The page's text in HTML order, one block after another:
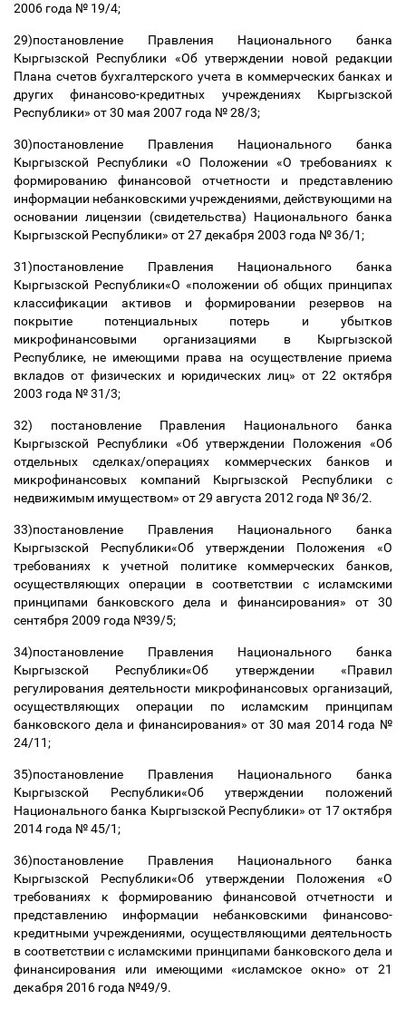
2006 года № 19/4;
29)постановление Правления Национального банка
Кыргызской Республики «Об утверждении новой редакции
Плана счетов бухгалтерского учета в коммерческих банках и
других финансово-кредитных учреждениях Кыргызской
Республики» от 30 мая 2007 года № 28/3;
30)постановление Правления Национального банка
Кыргызской Республики «О Положении «О требованиях к
формированию финансовой отчетности и представлению
информации небанковскими учреждениями, действующими на
основании лицензии (свидетельства) Национального банка
Кыргызской Республики» от 27 декабря 2003 года № 36/1;
31)постановление Правления Национального банка
Кыргызской Республики«О «положении об общих принципах
классификации активов и формировании резервов на
покрытие потенциальных потерь и убытков
микрофинансовыми организациями в Кыргызской
Республике, не имеющими права на осуществление приема
вкладов от физических и юридических лиц» от 22 октября
2003 года № 31/3;
32) постановление Правления Национального банка
Кыргызской Республики «Об утверждении Положения «Об
отдельных сделках/операциях коммерческих банков и
микрофинансовых компаний Кыргызской Республики с
недвижимым имуществом» от 29 августа 2012 года № 36/2.
33)постановление Правления Национального банка
Кыргызской Республики«Об утверждении Положения «О
требованиях к учетной политике коммерческих банков,
осуществляющих операции в соответствии с исламскими
принципами банковского дела и финансирования» от 30
сентября 2009 года №39/5;
34)постановление Правления Национального банка
Кыргызской Республики«Об утверждении «Правил
регулирования деятельности микрофинансовых организаций,
осуществляющих операции по исламским принципам
банковского дела и финансирования» от 30 мая 2014 года №
24/11;
35)постановление Правления Национального банка
Кыргызской Республики«Об утверждении положений
Национального банка Кыргызской Республики» от 17 октября
2014 года № 45/1;
36)постановление Правления Национального банка
Кыргызской Республики«Об утверждении Положения «О
требованиях к формированию финансовой отчетности и
представлению информации небанковскими финансово-
кредитными учреждениями, осуществляющими деятельность
в соответствии с исламскими принципами банковского дела и
финансирования или имеющими «исламское окно» от 21
декабря 2016 года №49/9.